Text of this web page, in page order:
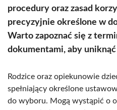
procedury oraz zasad
precyzyjnie określone w
Warto zapoznać się z
dokumentami, aby
Rodzice oraz opiekunowie
spełniający określone
do wyboru. Mogą wystąpić o